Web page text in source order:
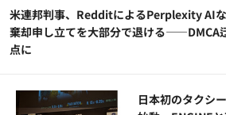
米連邦判事、RedditによるPerplexity AI
棄却申し立てを大部分で退ける——DMCA
点に
日本初のタクシ